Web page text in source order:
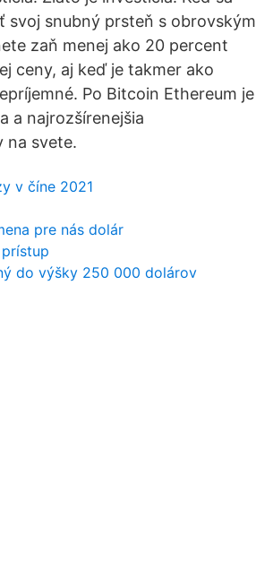
svoj snubný prsteň s obrovským
zaň menej ako 20 percent
ceny, aj keď je takmer ako
Po Bitcoin Ethereum je
a najrozšírenejšia
na svete.
v číne 2021
pre nás dolár
do výšky 250 000 dolárov